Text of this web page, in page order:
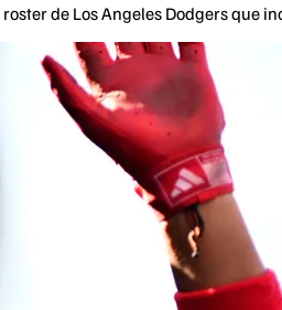
de Los Angeles Dodgers que